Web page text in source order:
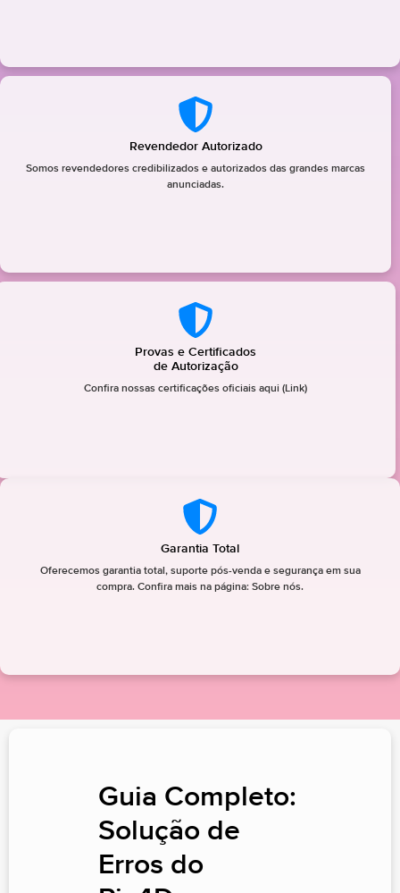
Revendedor Autorizado
Somos revendedores credibilizados e autorizados das grandes marcas
anunciadas.
Provas e Certificados
de Autorização
Confira nossas certificações oficiais aqui (Link)
Garantia Total
Oferecemos garantia total, suporte pós-venda e segurança em sua
compra. Confira mais na página: Sobre nós.
Guia Completo:
Solução de
Erros do